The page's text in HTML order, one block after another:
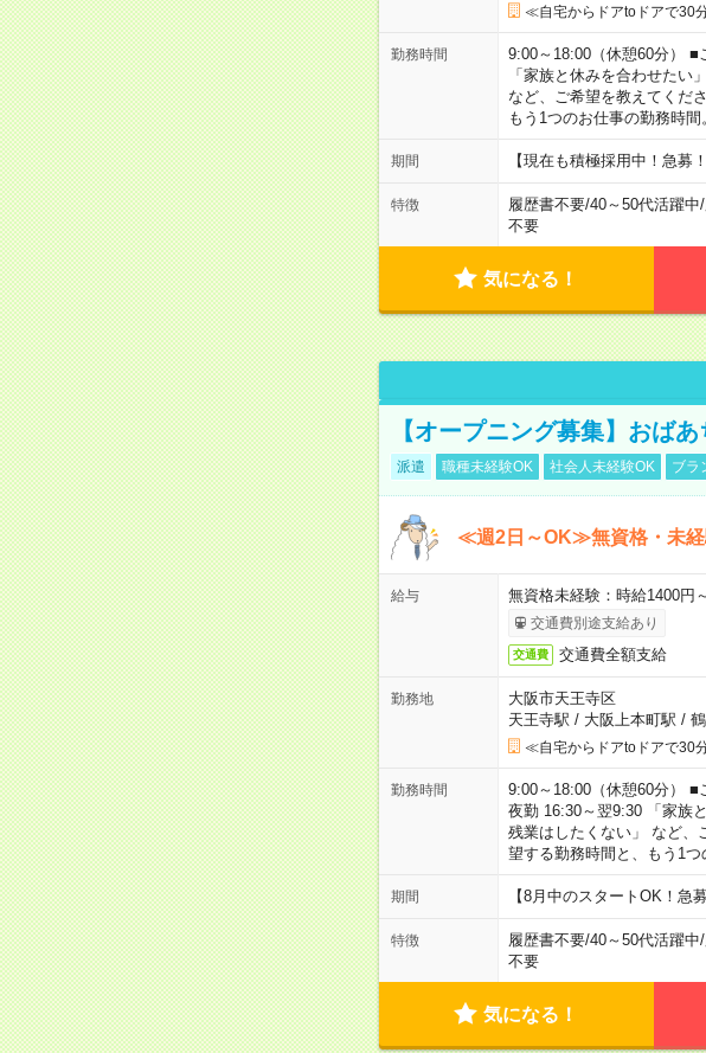
≪自宅からドアtoドアで30
勤務時間
9:00～18:00（休憩60分） ■
「家族と休みを合わせたい
など、ご希望を教えてくだ
もう1つのお仕事の勤務時
期間 【現在も積極採用中！急
特徴 履歴書不要/40～50代活躍中/
不要
気になる！
【オープニング募集】おば
派遣 職種未経験OK 社会人未経験OK ブラ
≪週2日～OK≫無資格・未経
給与 無資格未経験：時給1400
交通費別途支給あり
交通費 交通費全額支給
勤務地
大阪市天王寺区
天王寺駅 / 大阪上本町駅 /
≪自宅からドアtoドアで30
勤務時間
9:00～18:00（休憩60分） ■
夜勤 16:30～翌9:30 「家族
残業はしたくない」 など
望する勤務時間と、もう1つ
期間 【8月中のスタートOK！
特徴 履歴書不要/40～50代活躍中/
不要
気になる！